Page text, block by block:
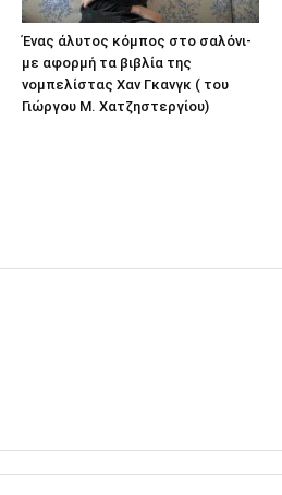
Ένας άλυτος κόμπος στο σαλόνι-
με αφορμή τα βιβλία της
νομπελίστας Χαν Γκανγκ ( του
Γιώργου Μ. Χατζηστεργίου)